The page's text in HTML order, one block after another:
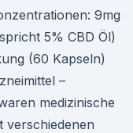
9mg
5% CBD Öl)
(60 Kapseln)
–
medizinische
verschiedenen